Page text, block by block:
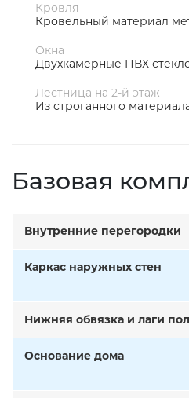
Кровля
Кровельный материал
Окна
Двухкамерные ПВХ
Лестница на 2-й этаж
Из строганного
Базовая
Внутренние перегородки
Каркас наружных стен
Нижняя обвязка и лаги
Основание дома